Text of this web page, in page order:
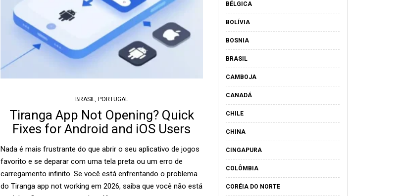
BRASIL PORTUGAL
Tiranga App Not Opening? Quick
Fixes for Android and iOS Users
Nada é mais frustrante do que abrir o seu aplicativo de jogos
favorito e se deparar com uma tela preta ou um erro de
carregamento infinito. Se você está enfrentando o problema
do Tiranga app not working em 2026, saiba que você não está
BÉLGICA
BOLÍVIA
BOSNIA
BRASIL
CAMBOJA
CANADÁ
CHILE
CHINA
CINGAPURA
COLÔMBIA
CORÉIA DO NORTE